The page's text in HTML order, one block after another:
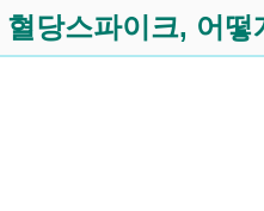
혈당스파이크, 어떻